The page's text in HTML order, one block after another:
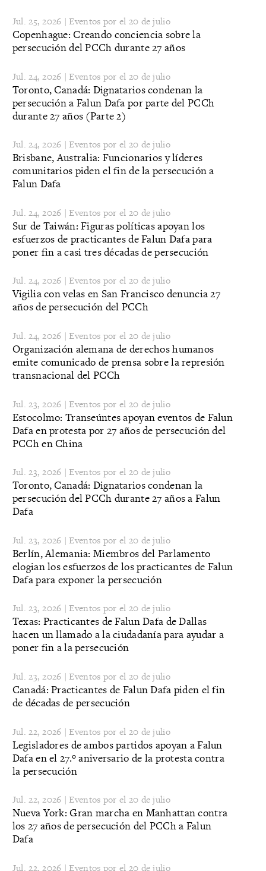
Jul. 25, 2026 | Eventos por el 20 de julio
Copenhague: Creando conciencia sobre la
persecución del PCCh durante 27 años
Jul. 24, 2026 | Eventos por el 20 de julio
Toronto, Canadá: Dignatarios condenan la
persecución a Falun Dafa por parte del PCCh
durante 27 años (Parte 2)
Jul. 24, 2026 | Eventos por el 20 de julio
Brisbane, Australia: Funcionarios y líderes
comunitarios piden el fin de la persecución a
Falun Dafa
Jul. 24, 2026 | Eventos por el 20 de julio
Sur de Taiwán: Figuras políticas apoyan los
esfuerzos de practicantes de Falun Dafa para
poner fin a casi tres décadas de persecución
Jul. 24, 2026 | Eventos por el 20 de julio
Vigilia con velas en San Francisco denuncia 27
años de persecución del PCCh
Jul. 24, 2026 | Eventos por el 20 de julio
Organización alemana de derechos humanos
emite comunicado de prensa sobre la represión
transnacional del PCCh
Jul. 23, 2026 | Eventos por el 20 de julio
Estocolmo: Transeúntes apoyan eventos de Falun
Dafa en protesta por 27 años de persecución del
PCCh en China
Jul. 23, 2026 | Eventos por el 20 de julio
Toronto, Canadá: Dignatarios condenan la
persecución del PCCh durante 27 años a Falun
Dafa
Jul. 23, 2026 | Eventos por el 20 de julio
Berlín, Alemania: Miembros del Parlamento
elogian los esfuerzos de los practicantes de Falun
Dafa para exponer la persecución
Jul. 23, 2026 | Eventos por el 20 de julio
Texas: Practicantes de Falun Dafa de Dallas
hacen un llamado a la ciudadanía para ayudar a
poner fin a la persecución
Jul. 23, 2026 | Eventos por el 20 de julio
Canadá: Practicantes de Falun Dafa piden el fin
de décadas de persecución
Jul. 22, 2026 | Eventos por el 20 de julio
Legisladores de ambos partidos apoyan a Falun
Dafa en el 27.º aniversario de la protesta contra
la persecución
Jul. 22, 2026 | Eventos por el 20 de julio
Nueva York: Gran marcha en Manhattan contra
los 27 años de persecución del PCCh a Falun
Dafa
Jul. 22, 2026 | Eventos por el 20 de julio